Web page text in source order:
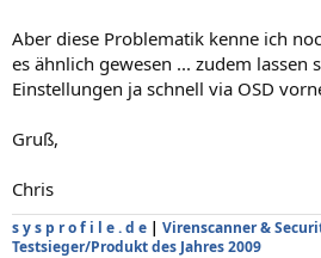
Aber diese Problematik kenne ich
es ähnlich gewesen ... zudem lassen
Einstellungen ja schnell via OSD
Gruß,
Chris
s y s p r o f i l e . d e | Virenscanner &
Testsieger/Produkt des Jahres 2009